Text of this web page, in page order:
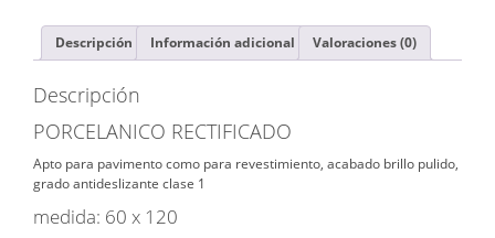
Descripción Información adicional Valoraciones (0)
Descripción
PORCELANICO RECTIFICADO
Apto para pavimento como para revestimiento, acabado brillo pulido,
grado antideslizante clase 1
medida: 60 x 120